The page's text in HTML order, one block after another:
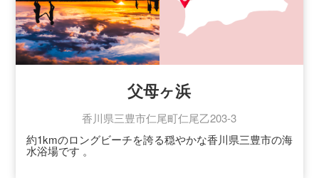
父母ヶ浜
香川県三豊市仁尾町仁尾乙203-3
約1kmのロングビーチを誇る穏やかな香川県三豊市の海
水浴場です 。